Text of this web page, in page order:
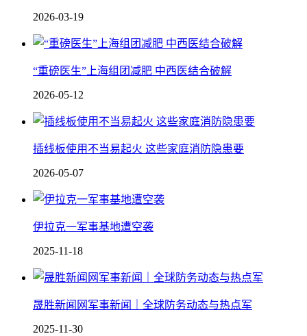
2026-03-19
“重磅医生”上海组团减肥 中西医结合破解
2026-05-12
插线板使用不当易起火 这些家庭消防隐患要
2026-05-07
伊拉克一军事基地遭空袭
2025-11-18
晟胜新闻网军事新闻｜全球防务动态与热点军
2025-11-30